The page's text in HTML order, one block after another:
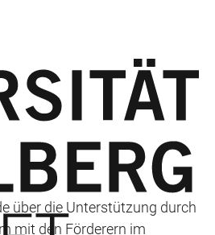
über die Unterstützung durch
mit den Förderern im